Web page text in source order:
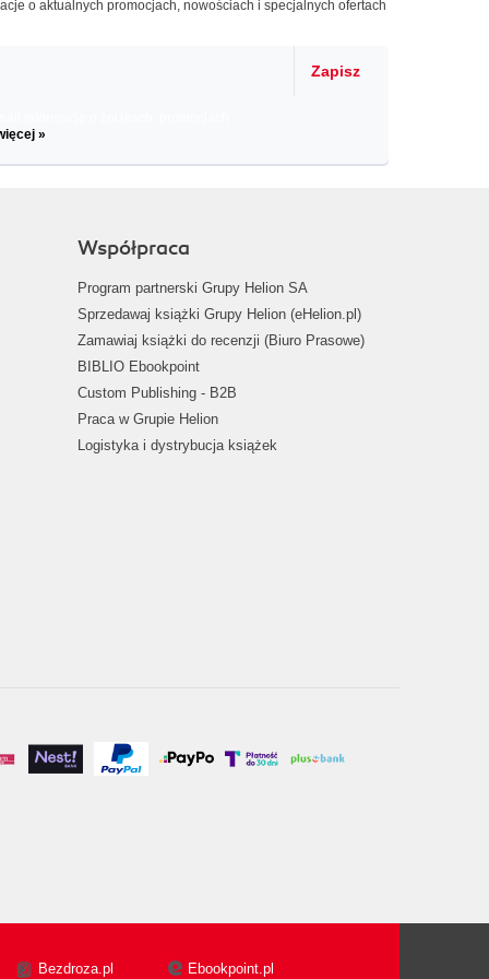
o aktualnych promocjach, nowościach i specjalnych ofertach
Zapisz
»
Współpraca
Program partnerski Grupy Helion SA
Sprzedawaj książki Grupy Helion (eHelion.pl)
Zamawiaj książki do recenzji (Biuro Prasowe)
BIBLIO Ebookpoint
Custom Publishing - B2B
Praca w Grupie Helion
Logistyka i dystrybucja książek
Bezdroza.pl Ebookpoint.pl